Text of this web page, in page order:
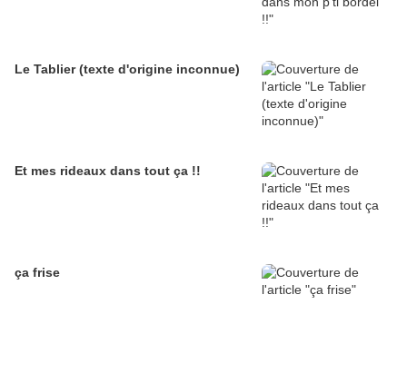
Le Tablier (texte d'origine inconnue)
Et mes rideaux dans tout ça !!
ça frise